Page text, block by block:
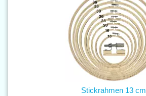
Stickrahmen 13 cm